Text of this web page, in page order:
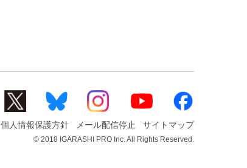
個人情報保護方針 メール配信停止 サイトマップ
© 2018 IGARASHI PRO Inc. All Rights Reserved.